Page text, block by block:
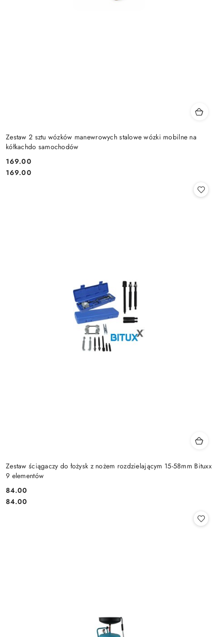
Zestaw 2 sztu wózków manewrowych stalowe wózki mobilne na
kółkachdo samochodów
Cena:
169.00
Cena:
169.00
Zestaw ściągaczy do łożysk z nożem rozdzielającym 15-58mm Bituxx
9 elementów
Cena:
84.00
Cena:
84.00